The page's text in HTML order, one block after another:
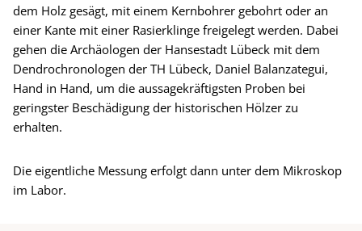
dem Holz gesägt, mit einem Kernbohrer gebohrt oder an
einer Kante mit einer Rasierklinge freigelegt werden. Dabei
gehen die Archäologen der Hansestadt Lübeck mit dem
Dendrochronologen der TH Lübeck, Daniel Balanzategui,
Hand in Hand, um die aussagekräftigsten Proben bei
geringster Beschädigung der historischen Hölzer zu
erhalten.
Die eigentliche Messung erfolgt dann unter dem Mikroskop
im Labor.